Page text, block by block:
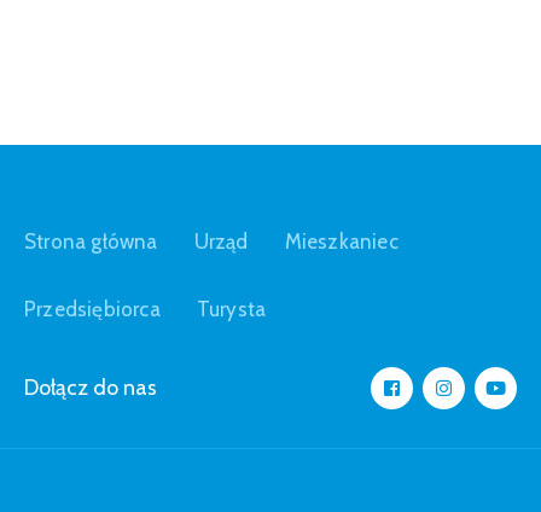
Strona główna Urząd Mieszkaniec
Przedsiębiorca Turysta
Dołącz do nas